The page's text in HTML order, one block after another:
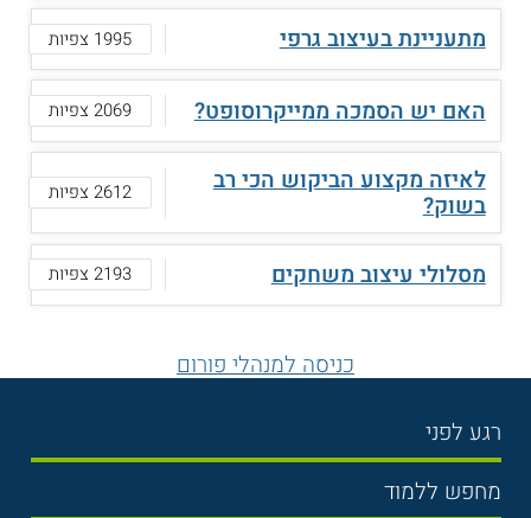
מתעניינת בעיצוב גרפי 1995 צפיות
האם יש הסמכה ממייקרוסופט? 2069 צפיות
לאיזה מקצוע הביקוש הכי רב
בשוק? 2612 צפיות
מסלולי עיצוב משחקים 2193 צפיות
כניסה למנהלי פורום
רגע לפני
בחירת לימודים
מחפש ללמוד